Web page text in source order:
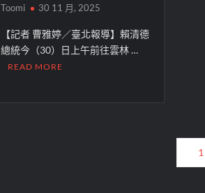
Toomi 30 11 月, 2025
【記者 曹雅婷／臺北報導】賴清德
總統今（30）日上午前往雲林 …
READ MORE
1